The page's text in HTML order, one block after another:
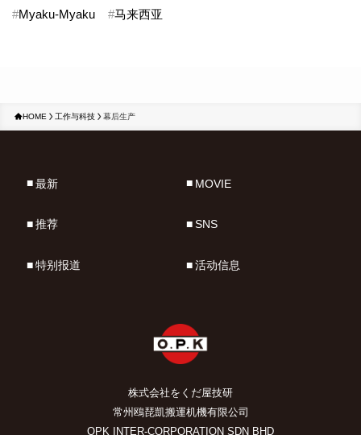
#Myaku-Myaku #马来西亚
HOME 工作与科技 幕后生产
株式会社をくだ屋技研
常州鴎琵凱搬運机機有限公司
OPK INTER-CORPORATION SDN BHD
最新
推荐
特别报道
MOVIE
SNS
活动信息